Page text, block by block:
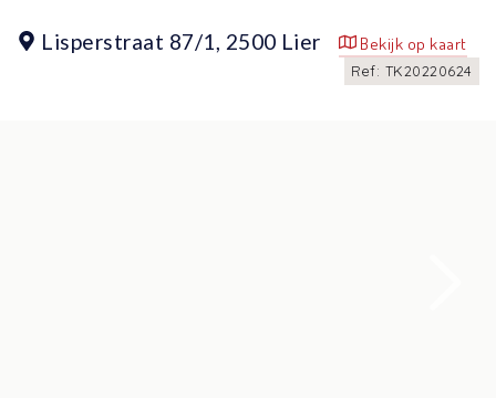
Lisperstraat 87/1, 2500 Lier Bekijk op kaart
Ref: TK20220624